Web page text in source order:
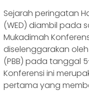
Sejarah peringatan
(WED) diambil pada
Mukadimah
diselenggarakan
(PBB) pada tanggal
Konferensi ini
pertama yang